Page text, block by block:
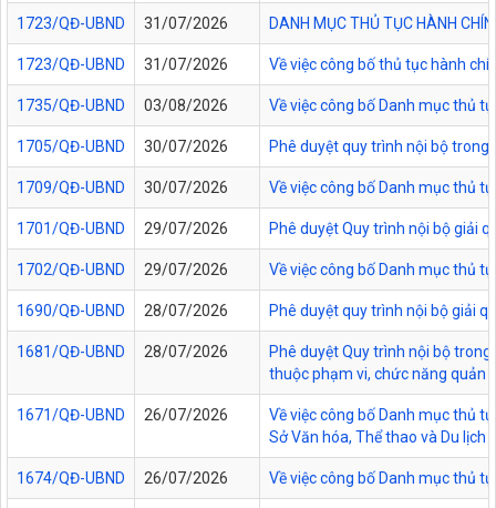
1723/QĐ-UBND 31/07/2026 DANH MỤC THỦ TỤC HÀNH
1723/QĐ-UBND 31/07/2026 Về việc công bố thủ tục hành
1735/QĐ-UBND 03/08/2026 Về việc công bố Danh mục thủ
1705/QĐ-UBND 30/07/2026 Phê duyệt quy trình nội bộ
1709/QĐ-UBND 30/07/2026 Về việc công bố Danh mục thủ
1701/QĐ-UBND 29/07/2026 Phê duyệt Quy trình nội bộ giải
1702/QĐ-UBND 29/07/2026 Về việc công bố Danh mục thủ
1690/QĐ-UBND 28/07/2026 Phê duyệt quy trình nội bộ giải
1681/QĐ-UBND 28/07/2026
Phê duyệt Quy trình nội bộ
thuộc phạm vi, chức năng quản
1671/QĐ-UBND 26/07/2026
Về việc công bố Danh mục thủ
Sở Văn hóa, Thể thao và Du lịch
1674/QĐ-UBND 26/07/2026 Về việc công bố Danh mục thủ